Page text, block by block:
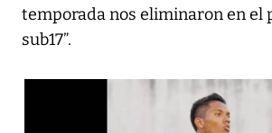
temporada nos eliminaron en el
sub17”.